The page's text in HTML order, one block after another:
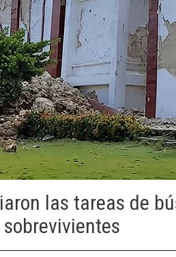
las tareas de